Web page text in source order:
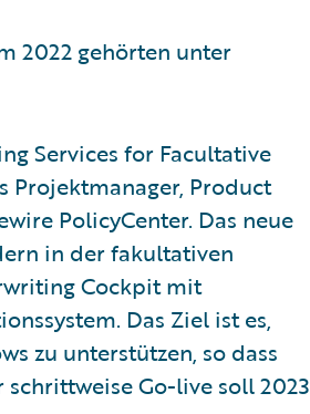
2022 gehörten unter
Services for Facultative
Projektmanager, Product
PolicyCenter. Das neue
in der fakultativen
Cockpit mit
Das Ziel ist es,
zu unterstützen, so dass
Go-live soll 2023